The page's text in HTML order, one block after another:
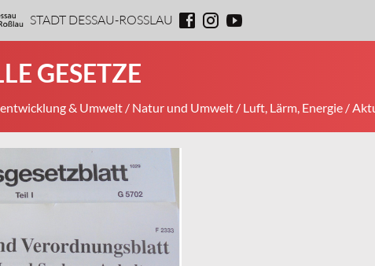
STADT DESSAU-ROSSLAU
GESETZE
& Umwelt / Natur und Umwelt / Luft, Lärm, Energie /